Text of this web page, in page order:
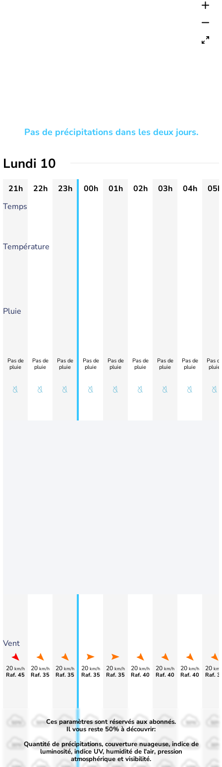
Pas de précipitations dans les deux jours.
Lundi 10
21h 22h 23h 00h 01h 02h 03h 04h
05h
Temps
Température
Pluie
Vent
Pas de
pluie
20 km/h
Raf. 45
Pas de
pluie
20 km/h
Raf. 35
Pas de
pluie
20 km/h
Raf. 35
Pas de
pluie
20 km/h
Raf. 35
Pas de
pluie
20 km/h
Raf. 35
Pas de
pluie
20 km/h
Raf. 40
Pas de
pluie
20 km/h
Raf. 40
Pas de
pluie
20 km/h
Raf. 40
Pas
pluie
20
Raf.
50%
30%
50%
30%
50%
30%
50%
30%
50%
30%
50%
30%
50%
30%
Ces paramètres sont réservés aux abonnés.
Il vous reste 50% à découvrir:
Quantité de précipitations, couverture nuageuse, indice de
luminosité, indice UV, humidité de l'air, pression
atmosphérique et visibilité.